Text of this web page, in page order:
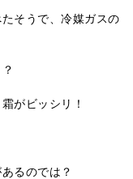
そうで、冷媒ガスの
がビッシリ！
るのでは？